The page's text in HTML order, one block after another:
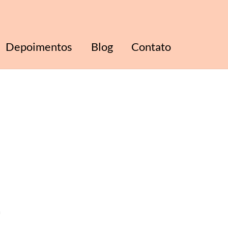
Depoimentos Blog Contato